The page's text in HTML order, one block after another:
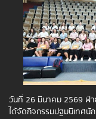
วันที่ 26 มีนาคม 2569
ได้จัดกิจกรรมปฐมนิเทศนั